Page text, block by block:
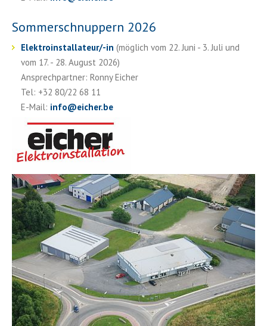
Sommerschnuppern 2026
Elektroinstallateur/-in (möglich vom 22. Juni - 3. Juli und
vom 17. - 28. August 2026)
Ansprechpartner: Ronny Eicher
Tel: +32 80/22 68 11
E-Mail: info@eicher.be